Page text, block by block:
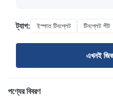
ট্যাগ: ইস্পাত টিনপ্লেট টিনপ্লেট শীট
এখনই
পণ্যের বিবরণ